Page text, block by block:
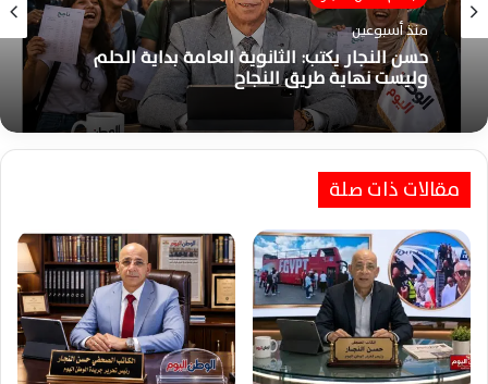
بقلم حسن النجار
منذ أسبوعين
حسن النجار يكتب: الثانوية العامة بداية الحلم
وليست نهاية طريق النجاح
بقلم حسن النجار
منذ أسبوعين
حسن النجار يكتب – حين يصبح الهواء امتحانًا…
مقالات ذات صلة